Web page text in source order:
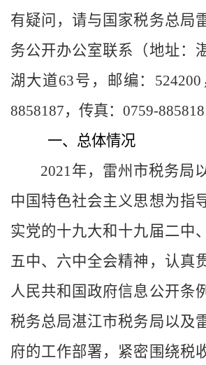
有疑问，请与国家税务总局
务公开办公室联系（地址：
湖大道63号，邮编：
8858187，传真：0759-
一、总体情况
2021年， 雷州市税务局
中国特色社会主义思想为指
实党的十九大和十九届二中
五中、六中全会精神，认真
人民共和国政府信息公开条
税务总局湛江市税务局以及
府的工作部署，紧密围绕税